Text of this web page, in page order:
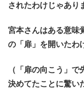
されたわけじゃあり
宮本さんはある意味
の「扉」を開いたわ
（「扉の向こう」
決めてたことに驚い